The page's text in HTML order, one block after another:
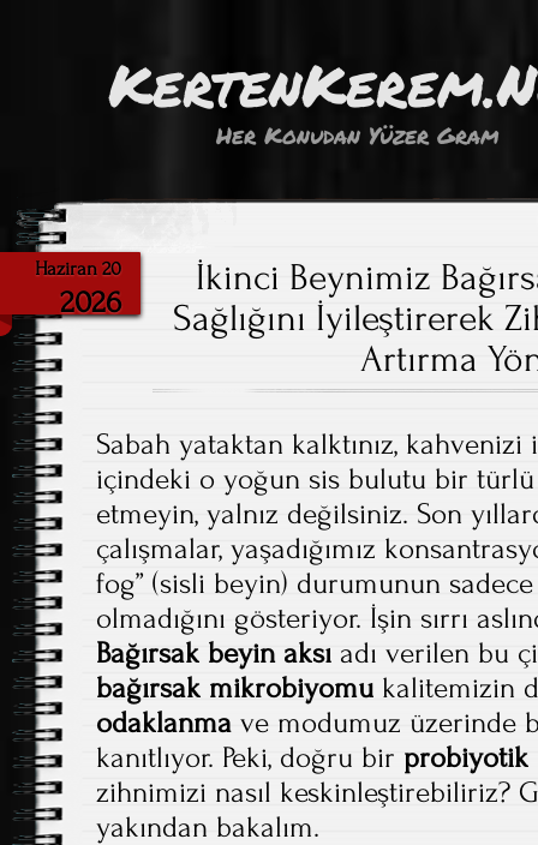
Her Konudan Yüzer Gram
Haziran 20
2026
İkinci Beynimiz
Sağlığını İyileştirerek
Artırma
Sabah yataktan kalktınız, kahvenizi
içindeki o yoğun sis bulutu bir türlü
etmeyin, yalnız değilsiniz. Son
çalışmalar, yaşadığımız
fog” (sisli beyin) durumunun
olmadığını gösteriyor. İşin sırrı
Bağırsak beyin aksı adı verilen bu
bağırsak mikrobiyomu kalitemizin
odaklanma ve modumuz üzerinde
kanıtlıyor. Peki, doğru bir probiyotik
zihnimizi nasıl keskinleştirebiliriz?
yakından bakalım.